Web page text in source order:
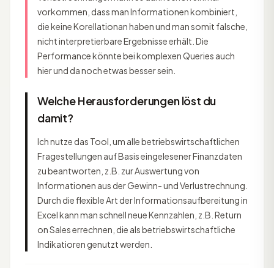
vorkommen, dass man Informationen kombiniert,
die keine Korellationan haben und man somit falsche,
nicht interpretierbare Ergebnisse erhält. Die
Performance könnte bei komplexen Queries auch
hier und da noch etwas besser sein.
Welche Herausforderungen löst du
damit?
Ich nutze das Tool, um alle betriebswirtschaftlichen
Fragestellungen auf Basis eingelesener Finanzdaten
zu beantworten, z.B. zur Auswertung von
Informationen aus der Gewinn- und Verlustrechnung.
Durch die flexible Art der Informationsaufbereitung in
Excel kann man schnell neue Kennzahlen, z.B. Return
on Sales errechnen, die als betriebswirtschaftliche
Indikatioren genutzt werden.